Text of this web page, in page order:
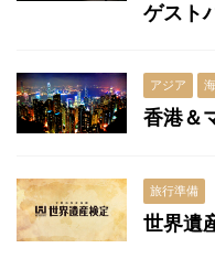
ゲスト
アジア
香港＆
旅行準備
世界遺